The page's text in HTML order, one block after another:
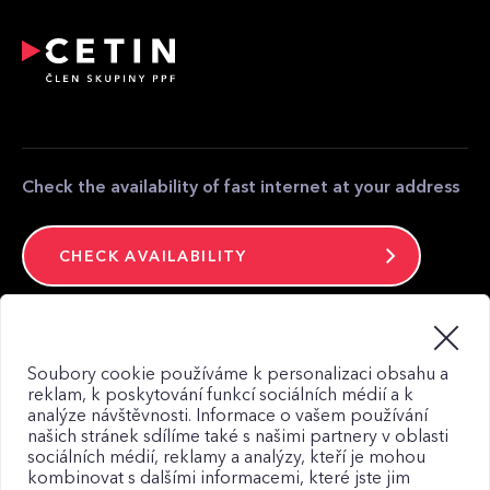
Relocation and modification of telecommunications
equipment
Check the availability of fast internet at your address
CHECK AVAILABILITY
Web map
Soubory cookie používáme k personalizaci obsahu a
reklam, k poskytování funkcí sociálních médií a k
analýze návštěvnosti. Informace o vašem používání
našich stránek sdílíme také s našimi partnery v oblasti
sociálních médií, reklamy a analýzy, kteří je mohou
kombinovat s dalšími informacemi, které jste jim